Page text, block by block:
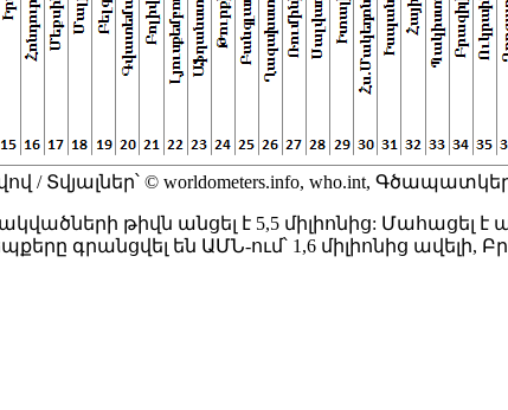
/ Տվյալներ՝ © worldometers.info, who.int,
թիվն անցել է 5,5 միլիոնից: Մահացել է
գրանցվել են ԱՄՆ-ում՝ 1,6 միլիոնից ավելի,